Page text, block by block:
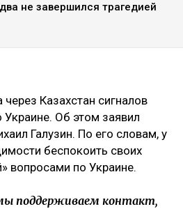
не завершился трагедией
Казахстан сигналов
Об этом заявил
Галузин. По его словам, у
беспокоить своих
вопросами по Украине.
поддерживаем контакт,